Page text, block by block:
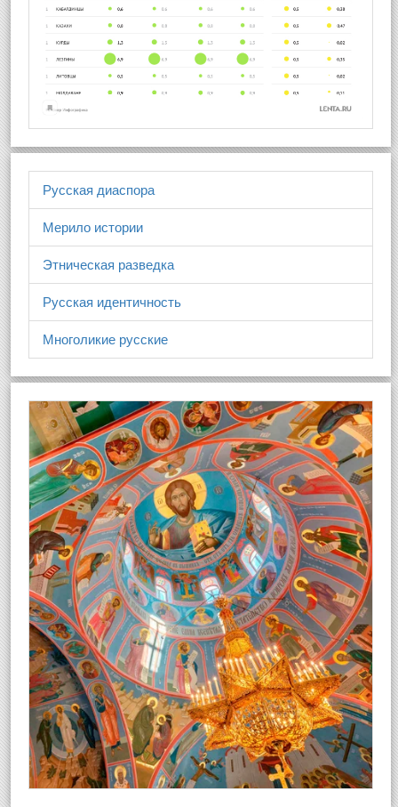
Русская диаспора
Мерило истории
Этническая разведка
Русская идентичность
Многоликие русские